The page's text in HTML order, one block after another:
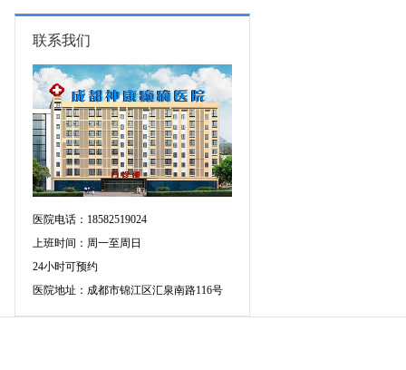
联系我们
医院电话：18582519024
上班时间：周一至周日
24小时可预约
医院地址：成都市锦江区汇泉南路116号